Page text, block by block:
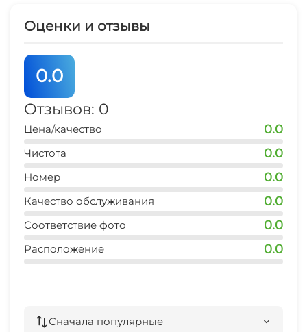
другая, уточняйте по телефону. При заселении
трансфера за дополнительную плату.
Цена указана за сутки. Скидка при аренде на
длительный срок! подробная информация по
телефону. ПОСТОРОННИМ НА ТЕРРИТОРИИ И
В ДОМЕ НАХОДЯТСЯ ЗАПРЕЩЕНО!
Оценки и отзывы
0.0
Отзывов: 0
Цена/качество 0.0
Чистота 0.0
Номер 0.0
Качество обслуживания 0.0
Соответствие фото 0.0
Расположение 0.0
Сначала популярные